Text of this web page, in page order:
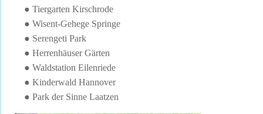
● Tiergarten Kirschrode
● Wisent-Gehege Springe
● Serengeti Park
● Herrenhäuser Gärten
● Waldstation Eilenriede
● Kinderwald Hannover
● Park der Sinne Laatzen